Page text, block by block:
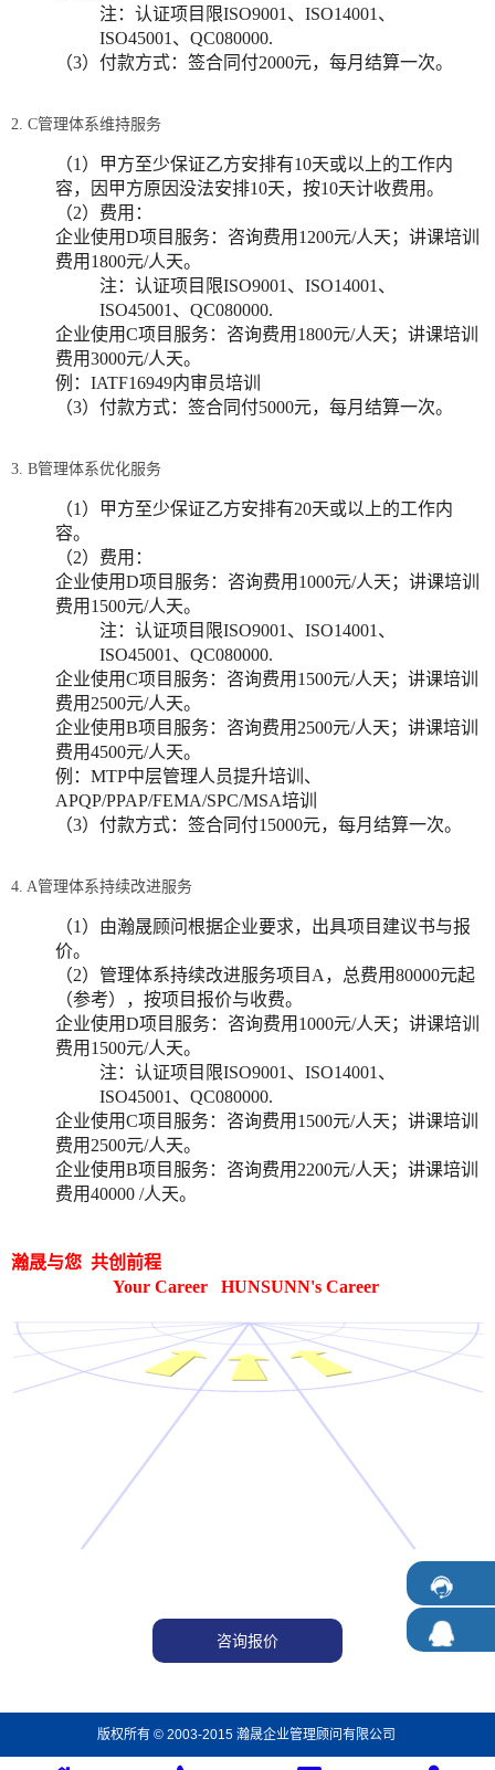
注：认证项目限ISO9001、ISO14001、
ISO45001、QC080000.
（3）付款方式：签合同付2000元，每月结算一次。
2. C管理体系维持服务
（1）甲方至少保证乙方安排有10天或以上的工作内
容，因甲方原因没法安排10天，按10天计收费用。
（2）费用：
企业使用D项目服务：咨询费用1200元/人天；讲课培训
费用1800元/人天。
注：认证项目限ISO9001、ISO14001、
ISO45001、QC080000.
企业使用C项目服务：咨询费用1800元/人天；讲课培训
费用3000元/人天。
例：IATF16949内审员培训
（3）付款方式：签合同付5000元，每月结算一次。
3. B管理体系优化服务
（1）甲方至少保证乙方安排有20天或以上的工作内
容。
（2）费用：
企业使用D项目服务：咨询费用1000元/人天；讲课培训
费用1500元/人天。
注：认证项目限ISO9001、ISO14001、
ISO45001、QC080000.
企业使用C项目服务：咨询费用1500元/人天；讲课培训
费用2500元/人天。
企业使用B项目服务：咨询费用2500元/人天；讲课培训
费用4500元/人天。
例：MTP中层管理人员提升培训、
APQP/PPAP/FEMA/SPC/MSA培训
（3）付款方式：签合同付15000元，每月结算一次。
4. A管理体系持续改进服务
（1）由瀚晟顾问根据企业要求，出具项目建议书与报
价。
（2）管理体系持续改进服务项目A，总费用80000元起
（参考），按项目报价与收费。
企业使用D项目服务：咨询费用1000元/人天；讲课培训
费用1500元/人天。
注：认证项目限ISO9001、ISO14001、
ISO45001、QC080000.
企业使用C项目服务：咨询费用1500元/人天；讲课培训
费用2500元/人天。
企业使用B项目服务：咨询费用2200元/人天；讲课培训
费用40000 /人天。
瀚晟与您 共创前程
Your Career HUNSUNN's Career
咨询报价
版权所有 © 2003-2015 瀚晟企业管理顾问有限公司